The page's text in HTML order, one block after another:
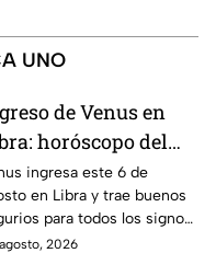
UNO
de Venus en
horóscopo del
para todos los
del 6 de agosto
de septiembre
ingresa este 6 de
en Libra y trae buenos
para todos los signos
Conoce las
2026